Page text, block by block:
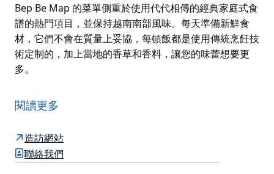
Bep Be Map 的菜單側重於使用代代相傳的經典家庭式食
譜的熱門項目，並保持越南南部風味。每天準備新鮮食
材，它們不會在質量上妥協，每頓飯都是使用傳統烹飪技
術定制的，加上當地的香草和香料，讓您的味蕾想要更
多。
議；在友好的環境中提供美味、正宗的越南南部美食。
譜的熱門項目，並保持越南南部風味。每天準備新鮮食
材，它們不會在質量上妥協，每頓飯都是使用傳統烹飪技
術定制的，加上當地的香草和香料，讓您的味蕾想要更
閱讀更多
造訪網站
聯絡我們